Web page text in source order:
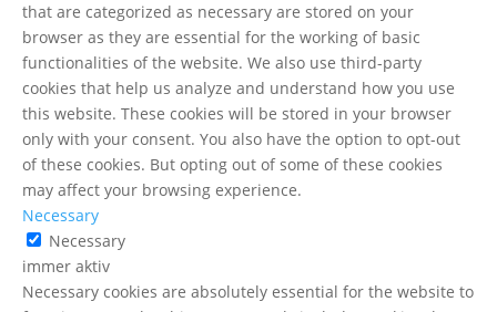
that are categorized as necessary are stored on your
browser as they are essential for the working of basic
functionalities of the website. We also use third-party
cookies that help us analyze and understand how you use
this website. These cookies will be stored in your browser
only with your consent. You also have the option to opt-out
of these cookies. But opting out of some of these cookies
may affect your browsing experience.
Necessary
Necessary
immer aktiv
Necessary cookies are absolutely essential for the website to